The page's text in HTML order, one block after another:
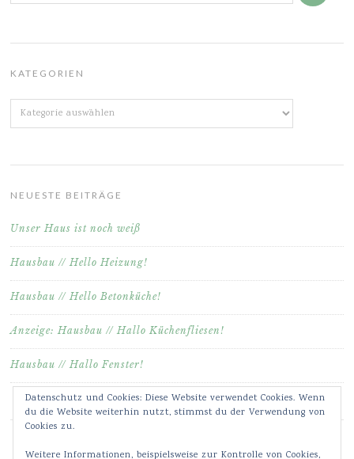
KATEGORIEN
Kategorien
NEUESTE BEITRÄGE
Unser Haus ist noch weiß
Hausbau // Hello Heizung!
Hausbau // Hello Betonküche!
Anzeige: Hausbau // Hallo Küchenfliesen!
Hausbau // Hallo Fenster!
Datenschutz und Cookies: Diese Website verwendet Cookies. Wenn
du die Website weiterhin nutzt, stimmst du der Verwendung von
Cookies zu.
Weitere Informationen, beispielsweise zur Kontrolle von Cookies,